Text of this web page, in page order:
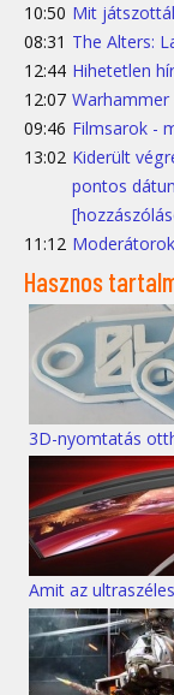
10:50 Mit
08:31 The Alters:
12:44 Hihetetlen
12:07 Warhammer
09:46 Filmsarok -
13:02 Kiderült
pontos
11:12
Hasznos
3D-nyomtatás
Amit az